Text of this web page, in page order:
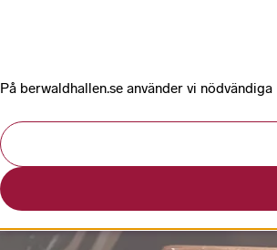
På berwaldhallen.se använder vi